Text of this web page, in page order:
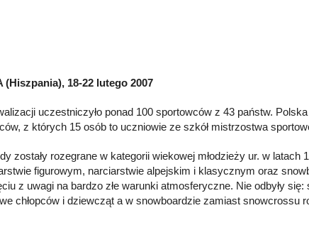
(Hiszpania), 18-22 lutego 2007
uczestniczyło ponad 100 sportowców z 43 państw.
z których 15 osób to uczniowie ze szkół mistrzostwa
zostały rozegrane w kategorii wiekowej młodzieży ur. w
figurowym, narciarstwie alpejskim i klasycznym oraz
z uwagi na bardzo złe warunki atmosferyczne. Nie odbyły
chłopców i dziewcząt a w snowboardzie zamiast snowcrossu